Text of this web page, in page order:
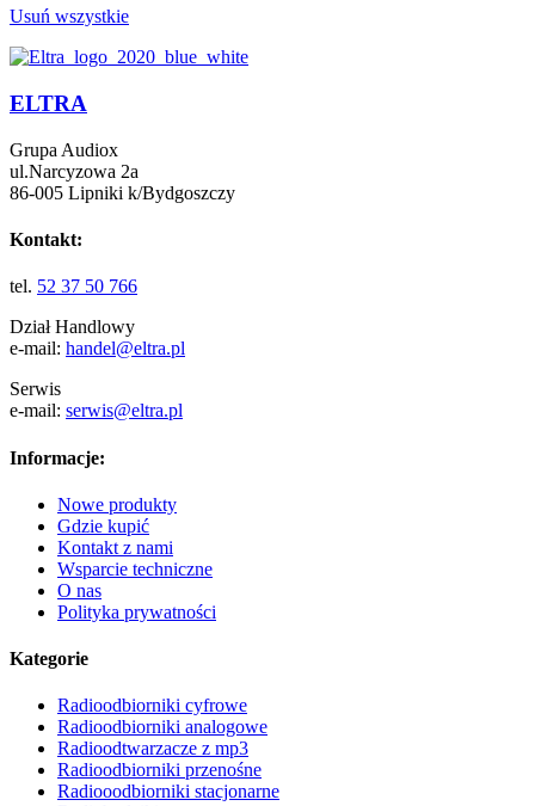
Usuń wszystkie
ELTRA
Grupa Audiox
ul.Narcyzowa 2a
86-005 Lipniki k/Bydgoszczy
Kontakt:
tel. 52 37 50 766
Dział Handlowy
e-mail: handel@eltra.pl
Serwis
e-mail: serwis@eltra.pl
Informacje:
Nowe produkty
Gdzie kupić
Kontakt z nami
Wsparcie techniczne
O nas
Polityka prywatności
Kategorie
Radioodbiorniki cyfrowe
Radioodbiorniki analogowe
Radioodtwarzacze z mp3
Radioodbiorniki przenośne
Radiooodbiorniki stacjonarne